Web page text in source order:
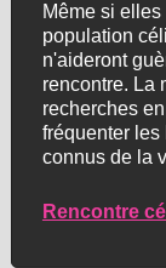
Même si
population
n'aideront
rencontre. La
recherches
fréquenter
connus de la
Rencontre